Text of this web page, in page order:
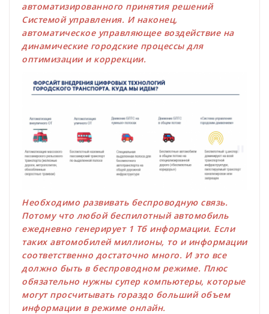
автоматизированного принятия решений
Системой управления. И наконец,
автоматическое управляющее воздействие на
динамические городские процессы для
оптимизации и коррекции.
Необходимо развивать беспроводную связь.
Потому что любой беспилотный автомобиль
ежедневно генерирует 1 Тб информации. Если
таких автомобилей миллионы, то и информации
соответственно достаточно много. И это все
должно быть в беспроводном режиме. Плюс
обязательно нужны супер компьютеры, которые
могут просчитывать гораздо больший объем
информации в режиме онлайн.